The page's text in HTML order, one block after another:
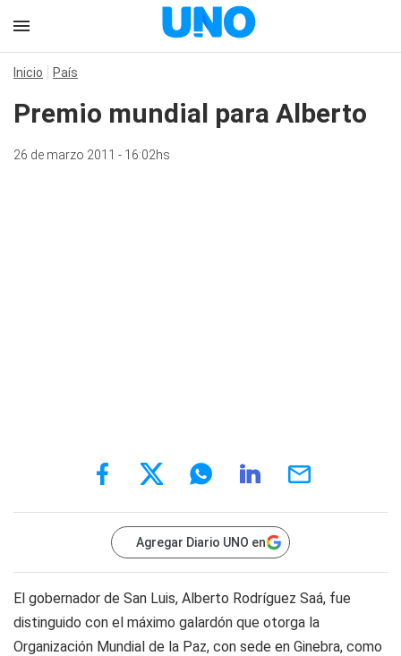
Inicio País
Premio mundial para Alberto
26 de marzo 2011 - 16:02hs
Agregar Diario UNO en
El gobernador de San Luis, Alberto Rodríguez Saá, fue
distinguido con el máximo galardón que otorga la
Organización Mundial de la Paz, con sede en Ginebra, como